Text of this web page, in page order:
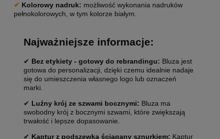
✔ Kolorowy nadruk: możliwość wykonania nadruków
pełnokolorowych, w tym kolorze białym.
Najważniejsze informacje:
✔ Bez etykiety - gotowy do rebrandingu: Bluza jest
gotowa do personalizacji, dzięki czemu idealnie nadaje
się do umieszczenia własnego logo lub oznaczeń
marki.
✔ Luźny krój ze szwami bocznymi: Bluza ma
swobodny krój z bocznymi szwami, które zwiększają
trwałość i lepsze dopasowanie.
✔ Kaptur z podszewką ściągany sznurkiem: Kaptur